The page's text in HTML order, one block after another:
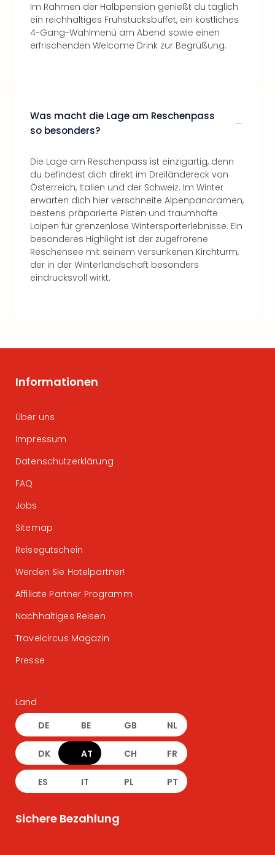
Im Rahmen der Halbpension genießt du täglich
ein reichhaltiges Frühstücksbuffet, ein köstliches
4-Gang-Wahlmenü am Abend sowie einen
erfrischenden Welcome Drink zur Begrüßung.
Was macht die Lage am Reschenpass
so besonders?
Die Lage am Reschenpass ist einzigartig, denn
du befindest dich direkt im Dreiländereck von
Österreich, Italien und der Schweiz. Im Winter
erwarten dich hier verschneite Alpenpanoramen,
bestens präparierte Pisten und traumhafte
Loipen für grenzenlose Wintersporterlebnisse. Ein
besonderes Highlight ist der zugefrorene
Reschensee mit seinem versunkenen Kirchturm,
der in der Winterlandschaft besonders
eindrucksvoll wirkt.
Informationen
Über uns
Impressum
Datenschutzerklärung
FAQ
Jobs
Sitemap
Reisegutschein
Werden Sie Hotelpartner!
Affiliate Partner Programm
Nachhaltiges Reisen
Travelcircus Magazin
Presse
Land
DE BE GB NL
DK AT CH FR
ES IT PL PT
Sichere Bezahlung